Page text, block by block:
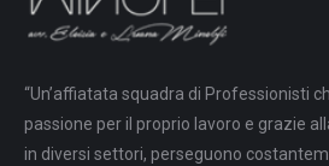
“Un’affiatata squadra di Professionisti
passione per il proprio lavoro e grazie
in diversi settori, perseguono